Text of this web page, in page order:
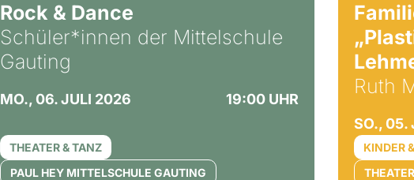
Rock & Dance
Schüler*innen der Mittelschule
Gauting
MO., 06. JULI 2026 19:00 UHR
THEATER & TANZ
PAUL HEY MITTELSCHULE GAUTING
Ruth
SO., 05.
KINDER